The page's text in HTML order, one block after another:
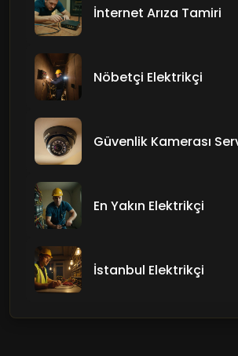
İnternet Arıza Tamiri
Nöbetçi Elektrikçi
Güvenlik Kamerası
En Yakın Elektrikçi
İstanbul Elektrikçi